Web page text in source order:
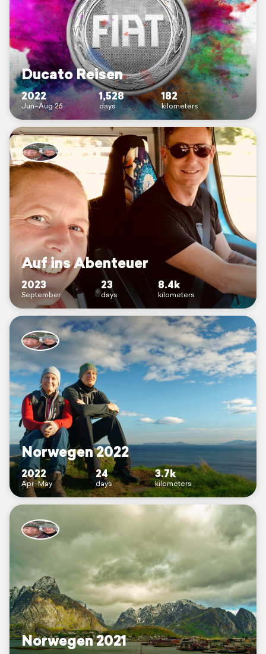
Ducato Reisen
2022
Jun–Aug 26
1,528
days
182
kilometers
Auf ins Abenteuer
2023
September
23
days
8.4k
kilometers
Norwegen 2022
2022
Apr–May
24
days
3.7k
kilometers
Norwegen 2021